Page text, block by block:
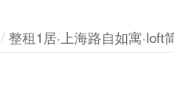
整租1居·上海路自如寓·loft